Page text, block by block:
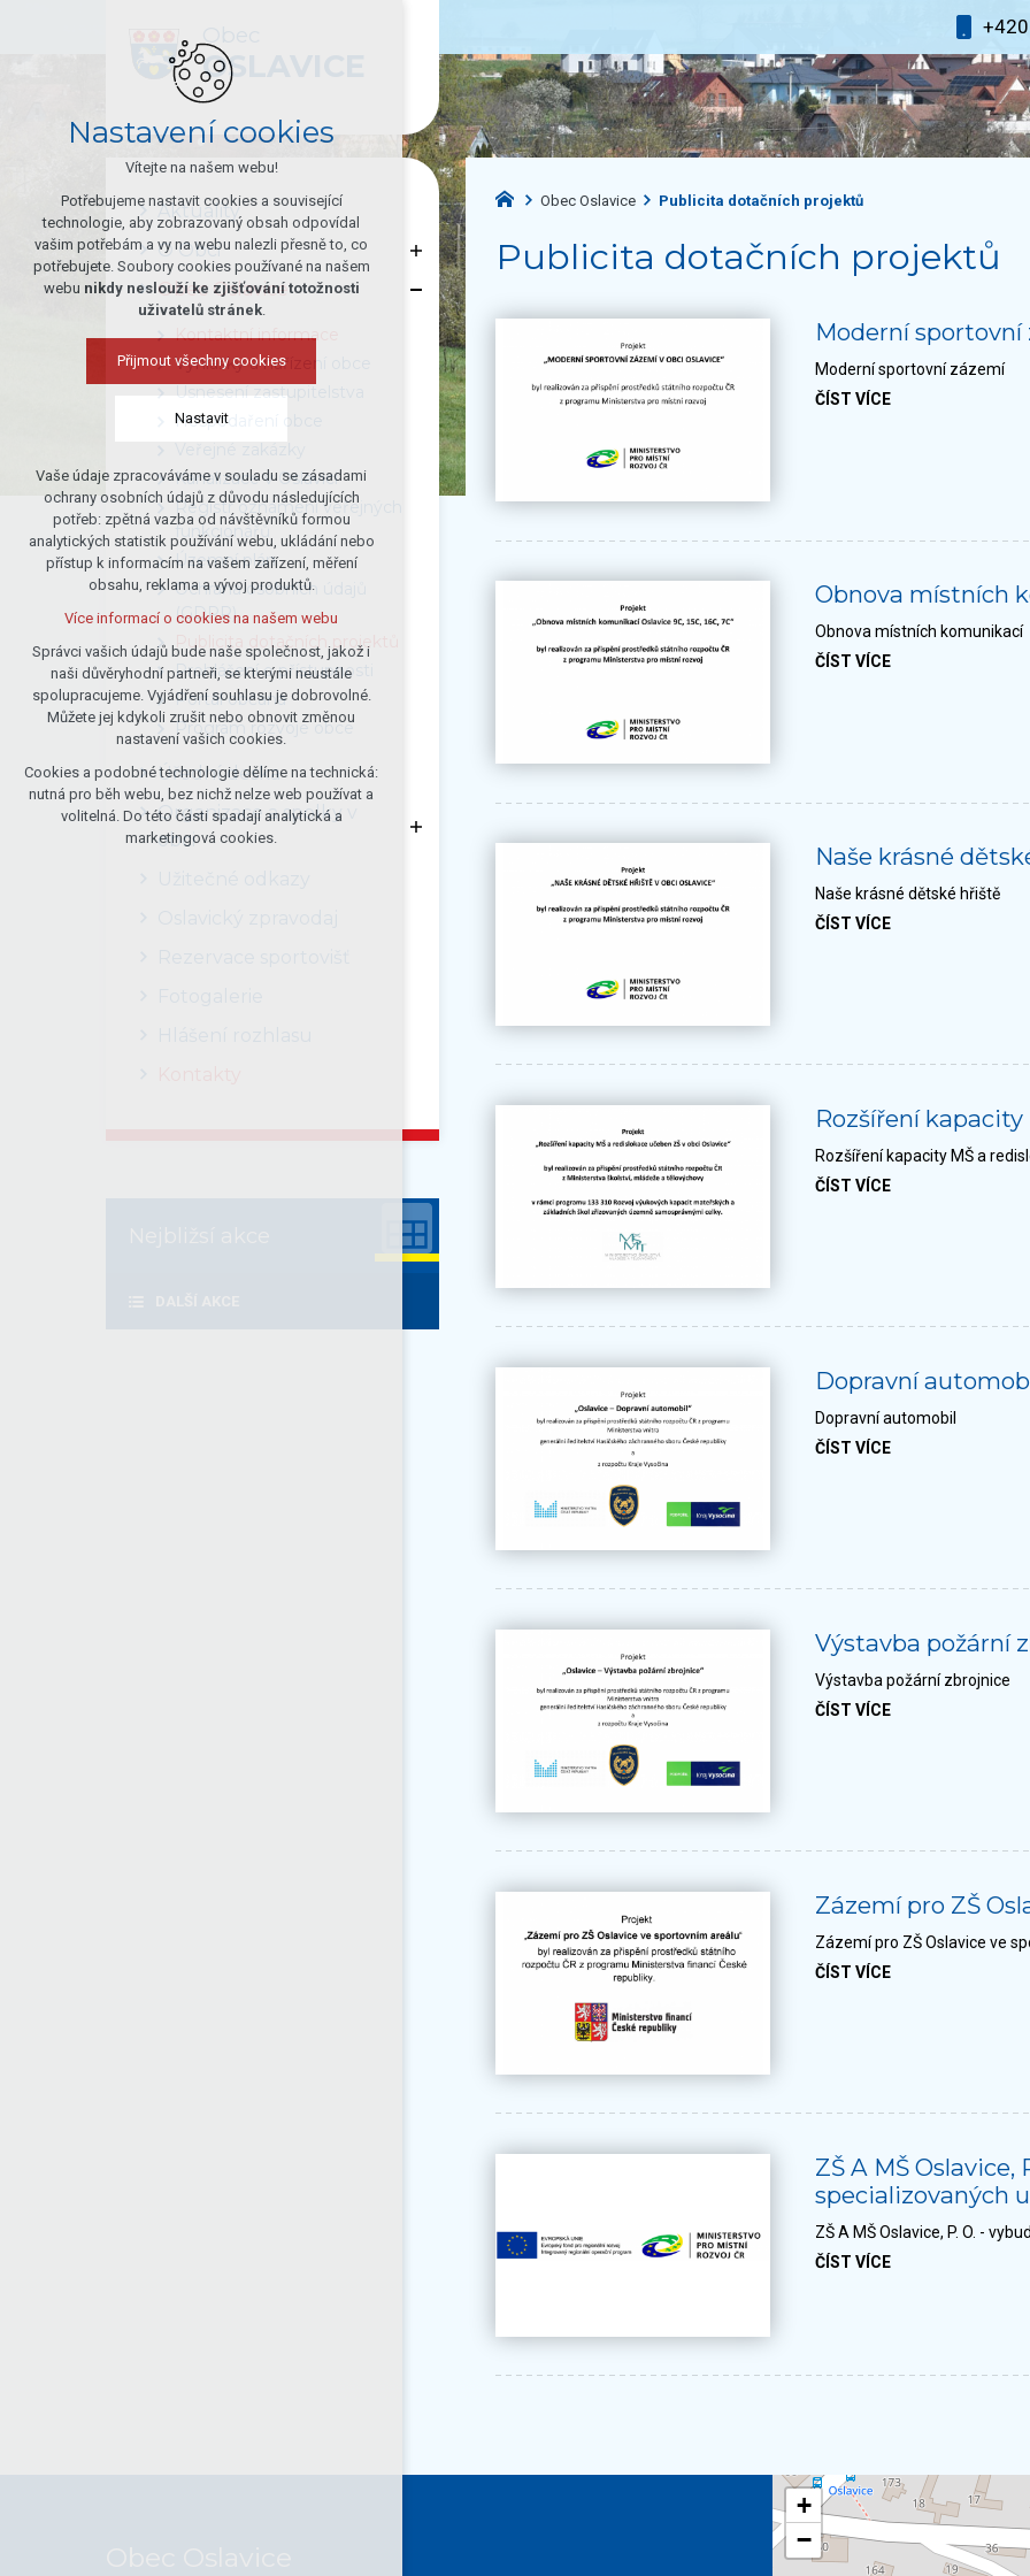
OSLAVICE
+420
Obec Oslavice Publicita dotačních projektů
Publicita dotačních projektů
Moderní sportovní
Moderní sportovní zázemí
ČÍST VÍCE
Obnova místních
Obnova místních komunikací
ČÍST VÍCE
Naše krásné
Naše krásné dětské hřiště
ČÍST VÍCE
Rozšíření kapacity
Rozšíření kapacity MŠ a
ČÍST VÍCE
Dopravní
Dopravní automobil
ČÍST VÍCE
Výstavba požární
Výstavba požární zbrojnice
ČÍST VÍCE
Zázemí pro ZŠ
Zázemí pro ZŠ Oslavice ve
ČÍST VÍCE
ZŠ A MŠ Oslavice,
specializovaných
ZŠ A MŠ Oslavice, P. O. -
ČÍST VÍCE
Aktuality
O Obci
Obec Oslavice
Kontaktní informace
Vyhlášky a nařízení obce
Usnesení zastupitelstva
Hospodaření obce
Kanalizace v Oslavici
Registr oznámení veřejných
funkcionářů
Územní plán
Ochrana osobních údajů
(GDPR)
Publicita dotačních projektů
Prohlášení o přístupnosti
Portál občana
Program rozvoje obce
Úřední deska
Organizace a spolky v
obci
+
−
Nastavení cookies
Vítejte na našem webu!
Potřebujeme nastavit cookies a související
technologie, aby zobrazovaný obsah odpovídal
vašim potřebám a vy na webu nalezli přesně to, co
potřebujete. Soubory cookies používané na našem
webu nikdy neslouží ke zjišťování totožnosti
uživatelů stránek.
Přijmout všechny cookies
Nastavit
Technická cookies
nutná pro provozování webu
udržení kontextu stránek (session):
případná přihlášení, volby jazyka, apod.
Volitelná cookies
analytická pro anonymizované
vyhodnocení návštěvnosti
marketingová cookies (Google)
Více informací o cookies na našem webu
Přijmout všechny cookies
Odmítnout vše
Vaše údaje zpracováváme v souladu se zásadami
ochrany osobních údajů z důvodu následujících
potřeb: zpětná vazba od návštěvníků formou
analytických statistik používání webu, ukládání nebo
přístup k informacím na vašem zařízení, měření
obsahu, reklama a vývoj produktů.
Více informací o cookies na našem webu
Správci vašich údajů bude naše společnost, jakož i
naši důvěryhodní partneři, se kterými neustále
spolupracujeme. Vyjádření souhlasu je dobrovolné.
Můžete jej kdykoli zrušit nebo obnovit změnou
nastavení vašich cookies.
Cookies a podobné technologie dělíme na technická:
nutná pro běh webu, bez nichž nelze web používat a
volitelná. Do této části spadají analytická a
marketingová cookies.